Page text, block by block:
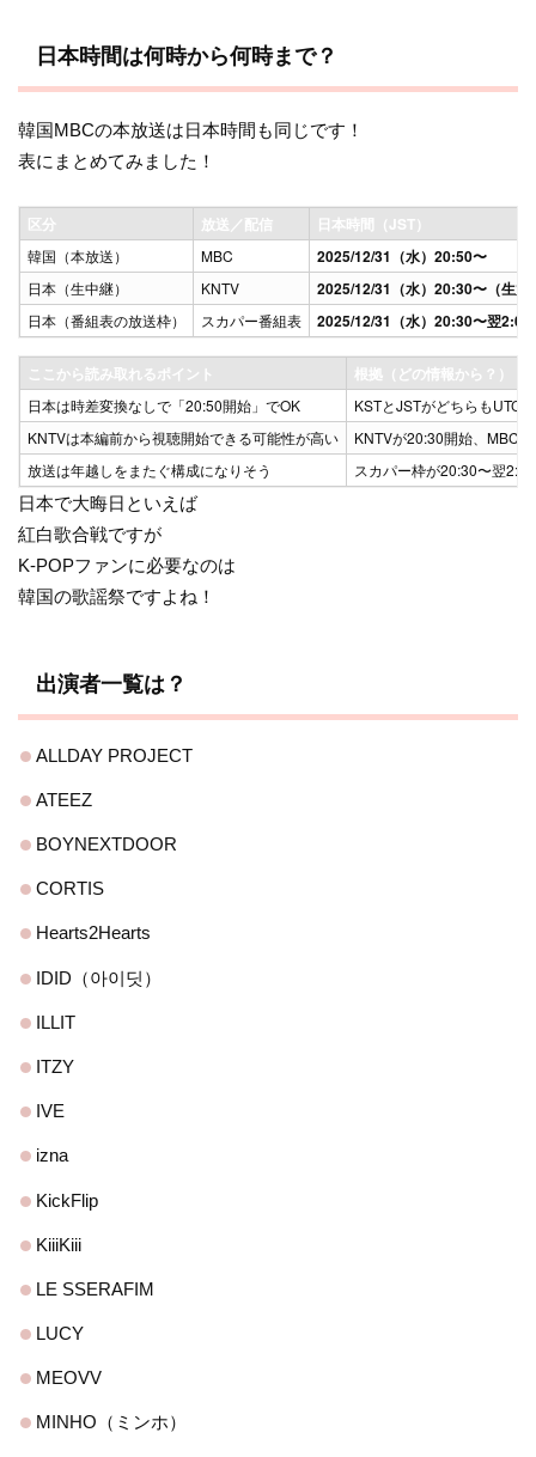
日本時間は何時から何時まで？
韓国MBCの本放送は日本時間も同じです！
表にまとめてみました！
区分 放送／配信 日本時間（JST）
韓国（本放送） MBC 2025/12/31（水）20:50〜
日本（生中継） KNTV 2025/12/31（水）20:30〜（生放
日本（番組表の放送枠） スカパー番組表 2025/12/31（水）20:30〜翌2:00
ここから読み取れるポイント 根拠（どの情報から？）
日本は時差変換なしで「20:50開始」でOK
KSTとJSTがどちらも
KNTVは本編前から視聴開始できる可能性が高い
KNTVが20:30開始、MBC
放送は年越しをまたぐ構成になりそう
スカパー枠が20:30〜翌2:00
日本で大晦日といえば
紅白歌合戦ですが
K-POPファンに必要なのは
韓国の歌謡祭ですよね！
出演者一覧は？
ALLDAY PROJECT
ATEEZ
BOYNEXTDOOR
CORTIS
Hearts2Hearts
IDID（아이딧）
ILLIT
ITZY
IVE
izna
KickFlip
KiiiKiii
LE SSERAFIM
LUCY
MEOVV
MINHO（ミンホ）